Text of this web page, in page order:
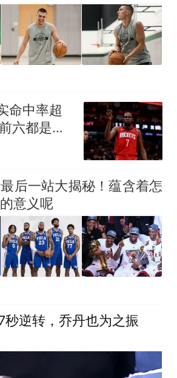
命中率超
六都是现
仅第5
后一站大揭秘！蕴含着怎
意义呢
秒逆转，乔丹也为之振